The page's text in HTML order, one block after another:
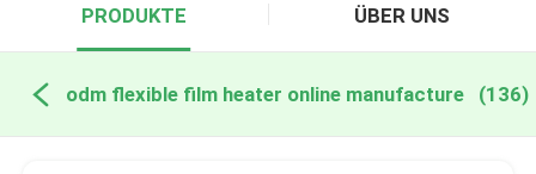
PRODUKTE ÜBER UNS
odm flexible film heater online manufacture (136)